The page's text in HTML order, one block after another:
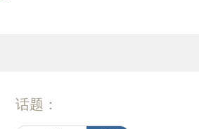
话题：